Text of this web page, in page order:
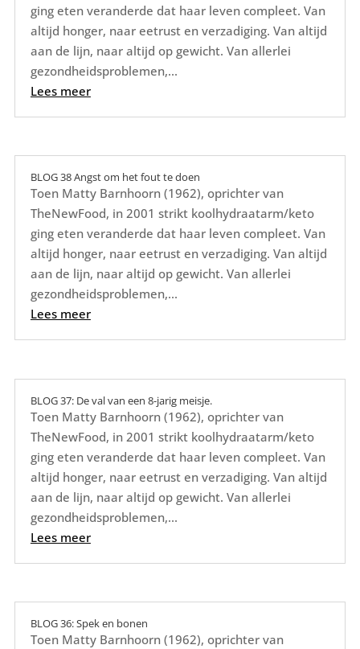
ging eten veranderde dat haar leven compleet. Van
altijd honger, naar eetrust en verzadiging. Van altijd
aan de lijn, naar altijd op gewicht. Van allerlei
gezondheidsproblemen,...
Lees meer
BLOG 38 Angst om het fout te doen
Toen Matty Barnhoorn (1962), oprichter van
TheNewFood, in 2001 strikt koolhydraatarm/keto
ging eten veranderde dat haar leven compleet. Van
altijd honger, naar eetrust en verzadiging. Van altijd
aan de lijn, naar altijd op gewicht. Van allerlei
gezondheidsproblemen,...
Lees meer
BLOG 37: De val van een 8-jarig meisje.
Toen Matty Barnhoorn (1962), oprichter van
TheNewFood, in 2001 strikt koolhydraatarm/keto
ging eten veranderde dat haar leven compleet. Van
altijd honger, naar eetrust en verzadiging. Van altijd
aan de lijn, naar altijd op gewicht. Van allerlei
gezondheidsproblemen,...
Lees meer
BLOG 36: Spek en bonen
Toen Matty Barnhoorn (1962), oprichter van